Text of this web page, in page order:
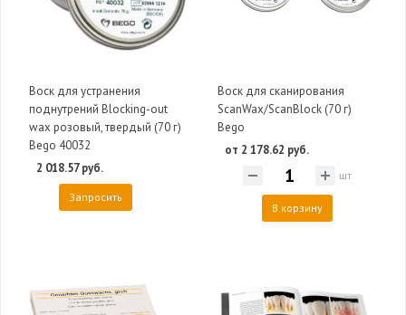
Воск для устранения
поднутрений Blocking-out
wax розовый, твердый (70 г)
Bego 40032
2 018.57 руб.
Запросить
Воск для сканирования
ScanWax/ScanBlock (70 г)
Bego
от 2 178.62 руб.
шт
В корзину